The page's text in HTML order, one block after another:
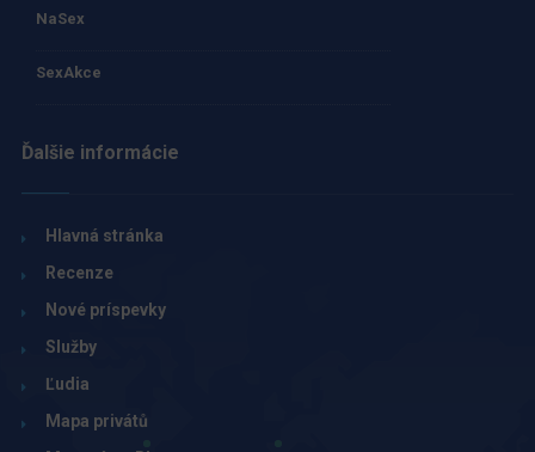
NaSex
SexAkce
Ďalšie informácie
Hlavná stránka
Recenze
Nové príspevky
Služby
Ľudia
Mapa privátů